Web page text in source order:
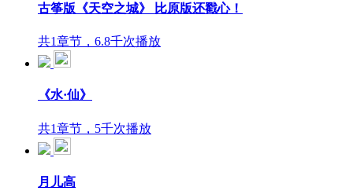
古筝版《天空之城》 比原版还戳心！
共1章节，6.8千次播放
《水·仙》
共1章节，5千次播放
月儿高